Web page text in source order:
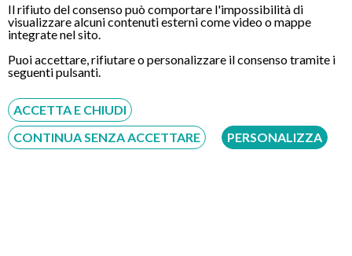
Il rifiuto del consenso può comportare l'impossibilità di
visualizzare alcuni contenuti esterni come video o mappe
integrate nel sito.
Puoi accettare, rifiutare o personalizzare il consenso tramite i
seguenti pulsanti.
ACCETTA E CHIUDI
CONTINUA SENZA ACCETTARE
PERSONALIZZA
Chiamaci
Servizio disponibile dal Lunedì al Sabato dalle ore 9:00 alle ore 18:00.